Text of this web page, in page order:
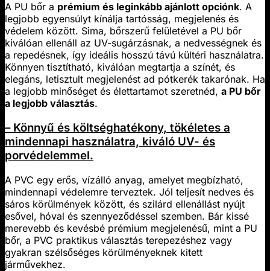
A PU bőr a prémium és leginkább ajánlott opciónk. A
legjobb egyensúlyt kínálja tartósság, megjelenés és
védelem között. Sima, bőrszerű felületével a PU bőr
kiválóan ellenáll az UV-sugárzásnak, a nedvességnek és
a repedésnek, így ideális hosszú távú kültéri használatra.
Könnyen tisztítható, kiválóan megtartja a színét, és
elegáns, letisztult megjelenést ad pótkerék takarónak. Ha
a legjobb minőséget és élettartamot szeretnéd, a PU bőr
a legjobb választás.
– Könnyű és költséghatékony, tökéletes a
mindennapi használatra, kiváló UV- és
porvédelemmel.
A PVC egy erős, vízálló anyag, amelyet megbízható,
mindennapi védelemre terveztek. Jól teljesít nedves és
sáros körülmények között, és szilárd ellenállást nyújt
esővel, hóval és szennyeződéssel szemben. Bár kissé
merevebb és kevésbé prémium megjelenésű, mint a PU
bőr, a PVC praktikus választás terepezéshez vagy
gyakran szélsőséges körülményeknek kitett
járművekhez.